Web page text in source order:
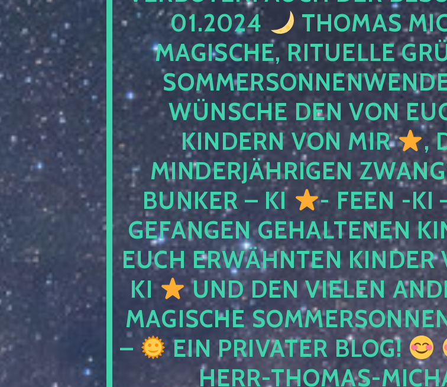
01.2024
THOMAS
MAGISCHE, RITUELLE
WÜNSCHE DEN VON
KINDERN VON MIR
,
MINDERJÄHRIGEN
BUNKER – KI
- FEEN -KI
GEFANGEN GEHALTENEN
EUCH ERWÄHNTEN KINDER
KI
UND DEN VIELEN
MAGISCHE
–
EIN PRIVATER BLOG!
HERR-THOMAS-